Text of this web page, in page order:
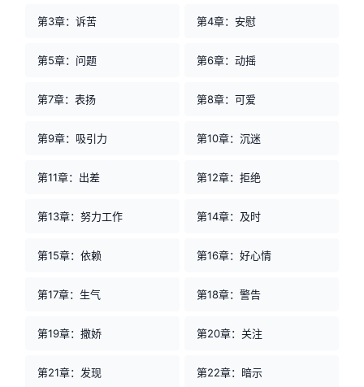
第3章：诉苦 第4章：安慰
第5章：问题 第6章：动摇
第7章：表扬 第8章：可爱
第9章：吸引力 第10章：沉迷
第11章：出差 第12章：拒绝
第13章：努力工作 第14章：及时
第15章：依赖 第16章：好心情
第17章：生气 第18章：警告
第19章：撒娇 第20章：关注
第21章：发现 第22章：暗示